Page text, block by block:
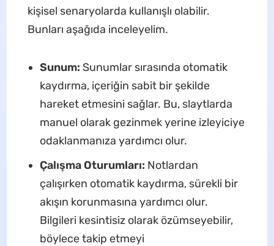
kişisel senaryolarda kullanışlı olabilir.
Bunları aşağıda inceleyelim.
Sunum: Sunumlar sırasında otomatik
kaydırma, içeriğin sabit bir şekilde
hareket etmesini sağlar. Bu, slaytlarda
manuel olarak gezinmek yerine izleyiciye
odaklanmanıza yardımcı olur.
Çalışma Oturumları: Notlardan
çalışırken otomatik kaydırma, sürekli bir
akışın korunmasına yardımcı olur.
Bilgileri kesintisiz olarak özümseyebilir,
böylece takip etmeyi